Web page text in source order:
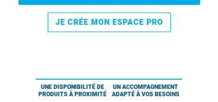
JE CRÉE MON ESPACE PRO
UNE DISPONIBILITÉ DE
PRODUITS À PROXIMITÉ
UN ACCOMPAGNEMENT
ADAPTÉ À VOS BESOINS